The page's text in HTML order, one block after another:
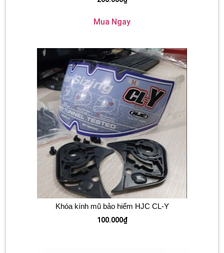
Mua Ngay
Khóa kính mũ bảo hiểm HJC CL-Y
100.000₫